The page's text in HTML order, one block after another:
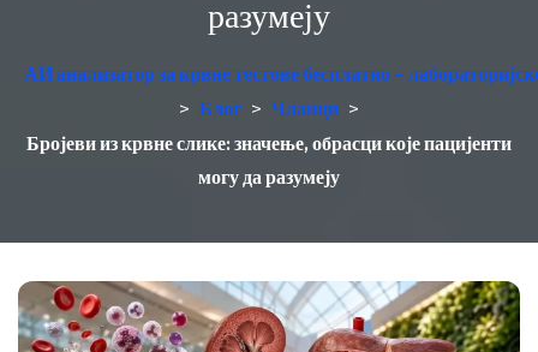
разумеју
АИ анализатор за крвне тестове бесплатно –
> Блог > Чланци >
Бројеви из крвне слике: значење, обрасци које пацијенти
могу да разумеју